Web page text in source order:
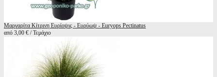
Μαργαρίτα Κίτρινη Ευρίοψις - Ευρύωψ - Euryops Pectinatus
από 3,00 € / Τεμάχιο